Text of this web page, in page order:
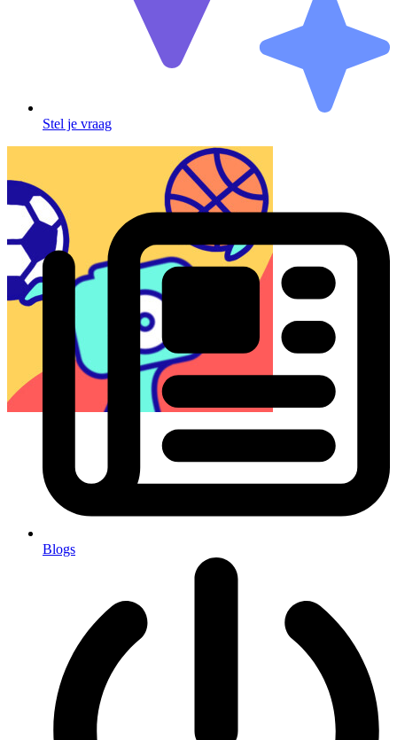
Stel je vraag
Blogs